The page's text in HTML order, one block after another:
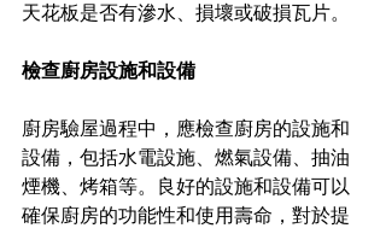
天花板是否有滲水、損壞或破損瓦片。
檢查廚房設施和設備
廚房驗屋過程中，應檢查廚房的設施和
設備，包括水電設施、燃氣設備、抽油
煙機、烤箱等。良好的設施和設備可以
確保廚房的功能性和使用壽命，對於提